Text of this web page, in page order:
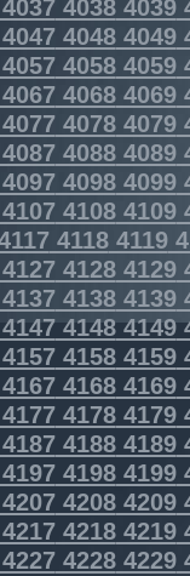
40384039
40484049
40584059
40684069
40784079
40884089
40984099
41084109
41184119
41284129
41384139
41484149
41584159
41684169
41784179
41884189
41984199
42084209
42184219
42284229